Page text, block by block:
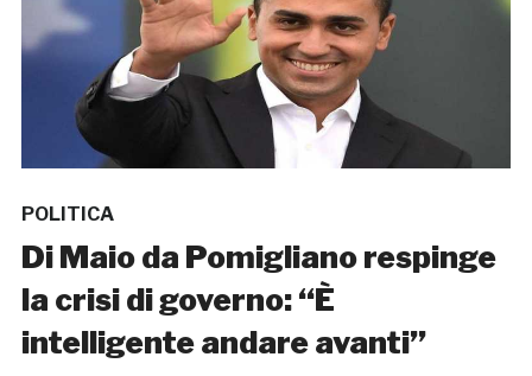
POLITICA
Di Maio da Pomigliano respinge
la crisi di governo: “È
intelligente andare avanti”